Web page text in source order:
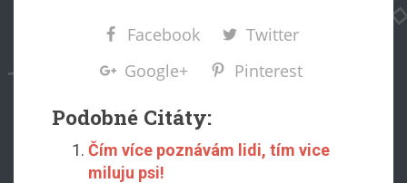
Facebook
Twitter
Google+
Pinterest
Podobné Citáty:
Čím více poznávám lidi, tím vice
miluju psi!